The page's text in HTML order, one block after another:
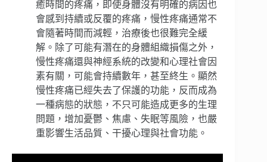
癒時間的疼痛，即使身體沒有明確的病因也
會感到持續或反覆的疼痛，慢性疼痛通常不
會隨著時間而減輕，治療後也很難完全緩
解。除了可能有潛在的身體組織損傷之外，
慢性疼痛還與神經系統的改變和心理社會因
素有關，可能會持續數年，甚至終生。顯然
慢性疼痛已經失去了保護的功能，反而成為
一種病態的狀態，不只可能造成更多的生理
問題，增加憂鬱、焦慮、失眠等風險，也嚴
重影響生活品質、干擾心理與社會功能。